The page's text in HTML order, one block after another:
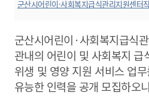
군산시어린이·사회복지급식관리지원센
군산시어린이 ·사회복지급식
관내의 어린이 및 사회복지 급
위생 및 영양 지원 서비스 업
유능한 인력을 공개 모집하오